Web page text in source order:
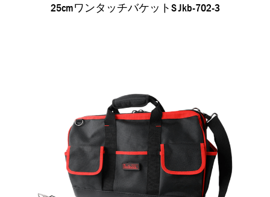
25cmワンタッチバケットs Jkb-702-3